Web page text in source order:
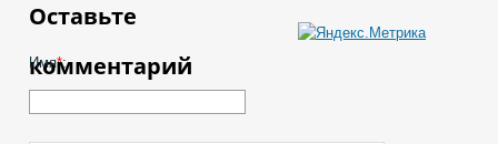
Оставьте
комментарий
Имя*: